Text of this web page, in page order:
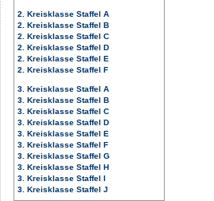
2. Kreisklasse Staffel A
2. Kreisklasse Staffel B
2. Kreisklasse Staffel C
2. Kreisklasse Staffel D
2. Kreisklasse Staffel E
2. Kreisklasse Staffel F
3. Kreisklasse Staffel A
3. Kreisklasse Staffel B
3. Kreisklasse Staffel C
3. Kreisklasse Staffel D
3. Kreisklasse Staffel E
3. Kreisklasse Staffel F
3. Kreisklasse Staffel G
3. Kreisklasse Staffel H
3. Kreisklasse Staffel I
3. Kreisklasse Staffel J